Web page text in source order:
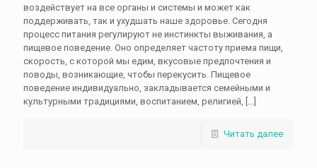
воздействует на все органы и системы и может как
поддерживать, так и ухудшать наше здоровье. Сегодня
процесс питания регулируют не инстинкты выживания, а
пищевое поведение. Оно определяет частоту приема пищи,
скорость, с которой мы едим, вкусовые предпочтения и
поводы, возникающие, чтобы перекусить. Пищевое
поведение индивидуально, закладывается семейными и
культурными традициями, воспитанием, религией, […]
Читать далее